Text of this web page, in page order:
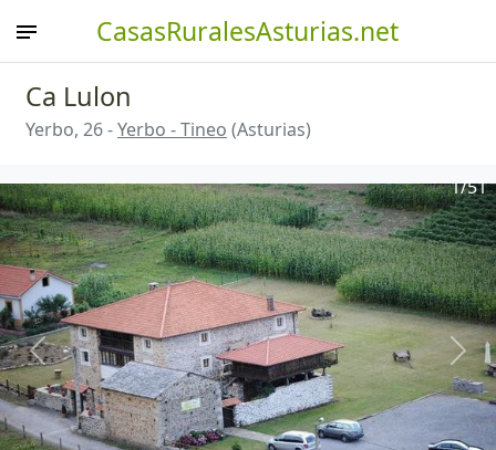
CasasRuralesAsturias.net
Ca Lulon
Yerbo, 26 -Yerbo - Tineo (Asturias)
Anterior
1/51